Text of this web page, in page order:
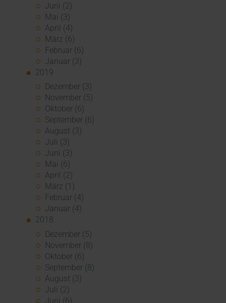
Juni (2)
Mai (3)
April (4)
März (6)
Februar (6)
Januar (3)
2019
Dezember (3)
November (5)
Oktober (6)
September (6)
August (3)
Juli (3)
Juni (3)
Mai (6)
April (2)
März (1)
Februar (4)
Januar (4)
2018
Dezember (5)
November (8)
Oktober (6)
September (8)
August (3)
Juli (2)
Juni (6)